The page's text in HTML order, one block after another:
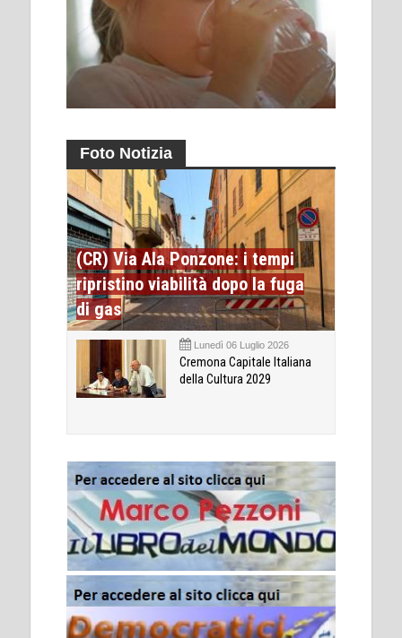
Foto Notizia
(CR) Via Ala Ponzone: i tempi
ripristino viabilità dopo la fuga
di gas
Lunedì 06 Luglio 2026
Cremona Capitale Italiana
della Cultura 2029